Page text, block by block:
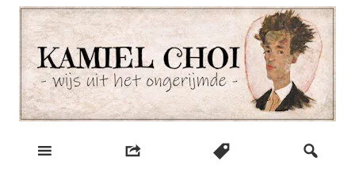
Skip
content
Kamiel Choi